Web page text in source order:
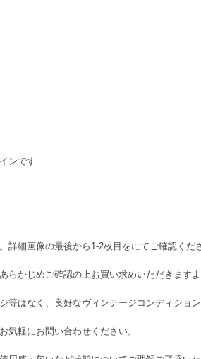
ンです
細画像の最後から1-2枚目をにてご確認くだ
かじめご確認の上お買い求めいただきますよ
はなく、良好なヴィンテージコンディション
気軽にお問い合わせください。